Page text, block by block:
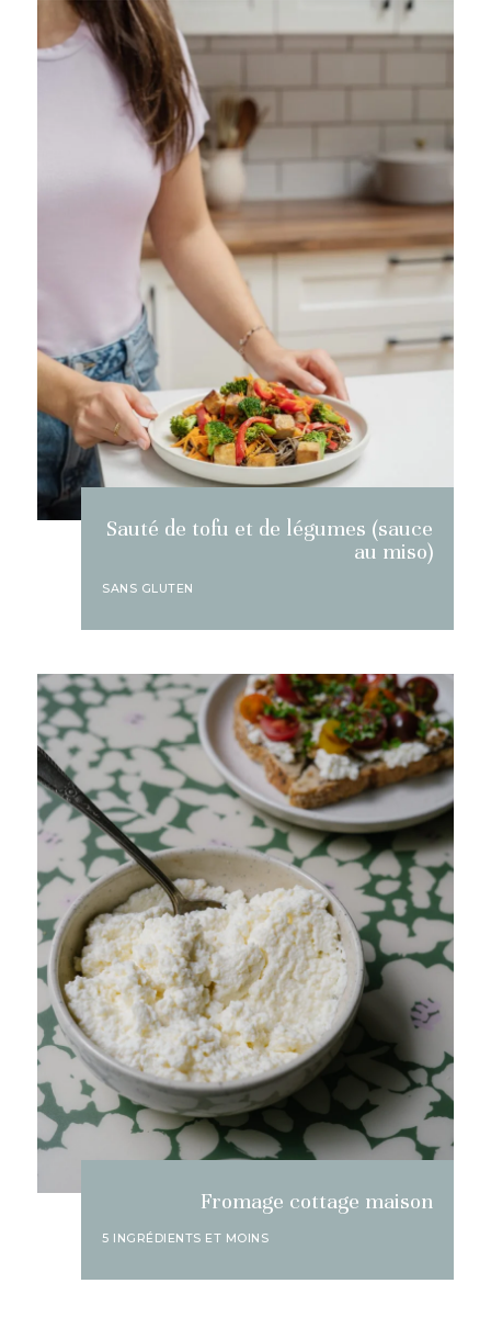
Sauté de tofu et de légumes (sauce
au miso)
SANS GLUTEN
Fromage cottage maison
5 INGRÉDIENTS ET MOINS